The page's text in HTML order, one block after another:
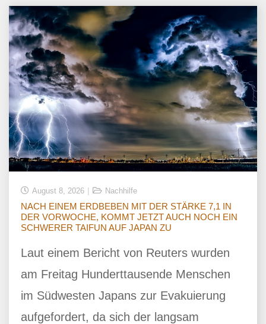
August 8, 2026 Nachhilfe
NACH EINEM ERDBEBEN MIT DER STÄRKE 7,1 IN
DER VORWOCHE, KOMMT JETZT AUCH NOCH EIN
SCHWERER TAIFUN AUF JAPAN ZU
Laut einem Bericht von Reuters wurden
am Freitag Hunderttausende Menschen
im Südwesten Japans zur Evakuierung
aufgefordert, da sich der langsam